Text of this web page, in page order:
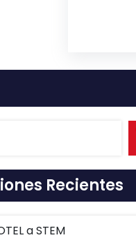
Recientes
a STEM